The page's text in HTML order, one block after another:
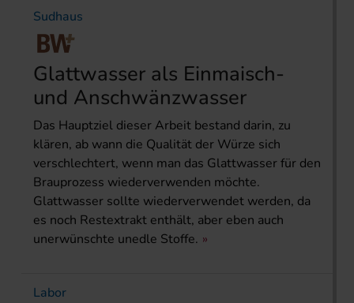
Sudhaus
Glattwasser als Einmaisch-
und Anschwänzwasser
Das Hauptziel dieser Arbeit bestand darin, zu
klären, ab wann die Qualität der Würze sich
verschlechtert, wenn man das Glattwasser für den
Brauprozess wiederverwenden möchte.
Glattwasser sollte wiederverwendet werden, da
es noch Restextrakt enthält, aber eben auch
unerwünschte unedle Stoffe.
Labor